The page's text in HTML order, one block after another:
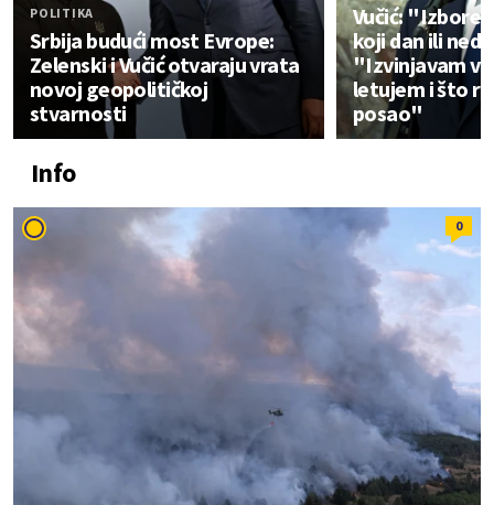
POLITIKA
Srbija budući most Evrope:
Zelenski i Vučić otvaraju vrata
novoj geopolitičkoj
stvarnosti
Vučić: "Izbore
koji dan ili
"Izvinjavam
letujem i što
posao"
Info
0